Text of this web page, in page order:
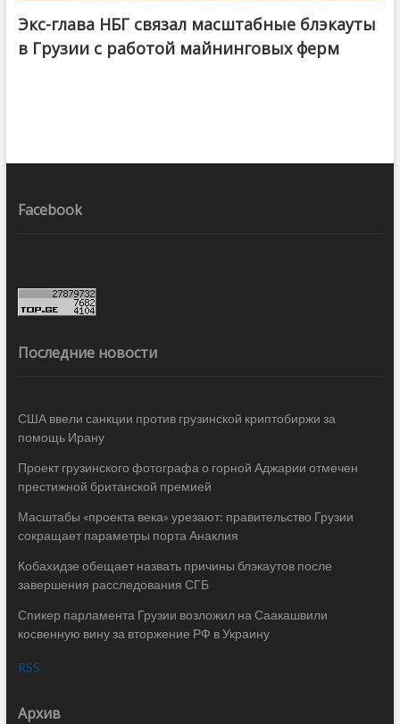
Экс-глава НБГ связал масштабные блэкауты
в Грузии с работой майнинговых ферм
Facebook
Последние новости
США ввели санкции против грузинской криптобиржи за
помощь Ирану
Проект грузинского фотографа о горной Аджарии отмечен
престижной британской премией
Масштабы «проекта века» урезают: правительство Грузии
сокращает параметры порта Анаклия
Кобахидзе обещает назвать причины блэкаутов после
завершения расследования СГБ
Спикер парламента Грузии возложил на Саакашвили
косвенную вину за вторжение РФ в Украину
RSS
Архив